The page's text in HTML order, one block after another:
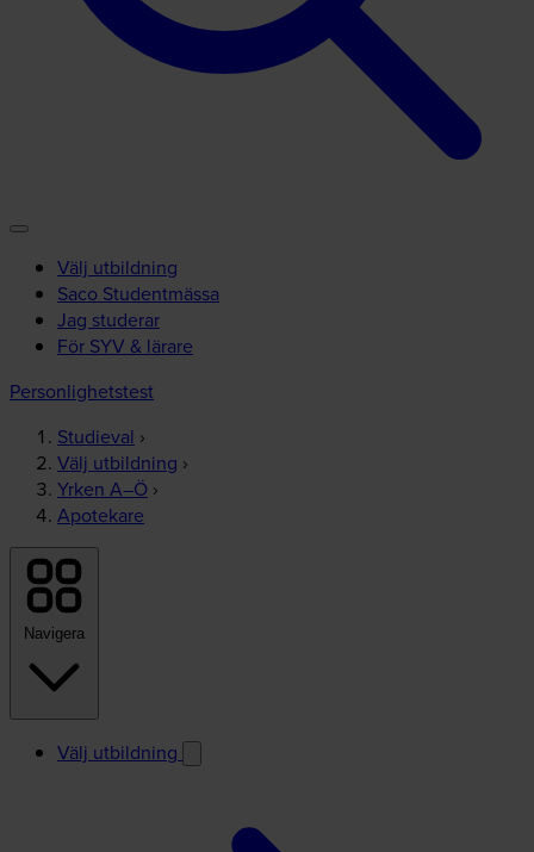
Välj utbildning
Saco Studentmässa
Jag studerar
För SYV & lärare
Personlighetstest
Studieval ›
Välj utbildning ›
Yrken A–Ö ›
Apotekare
Navigera
Välj utbildning